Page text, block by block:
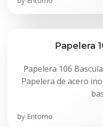
Papelera
Papelera 106
Papelera de acero
by Entorno